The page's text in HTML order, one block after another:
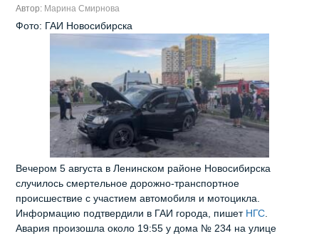
Автор: Марина Смирнова
Фото: ГАИ Новосибирска
Вечером 5 августа в Ленинском районе Новосибирска
случилось смертельное дорожно‑транспортное
происшествие с участием автомобиля и мотоцикла.
Информацию подтвердили в ГАИ города, пишет НГС
Авария произошла около 19:55 у дома № 234 на улице